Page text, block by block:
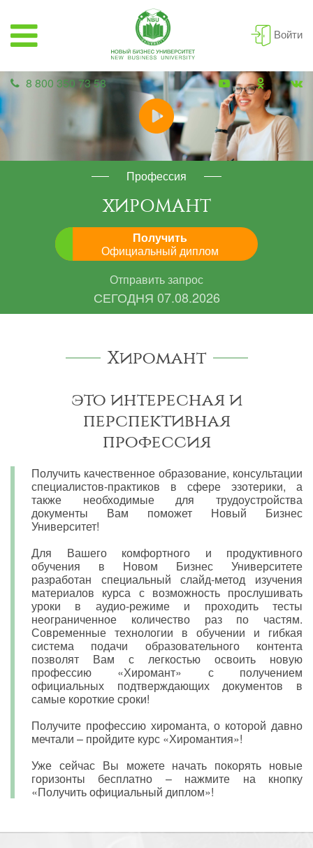
Войти
8 800 350 73 58
Профессия
ХИРОМАНТ
Получить
Официальный диплом
Отправить запрос
СЕГОДНЯ 07.08.2026
Хиромант
это интересная и
перспективная
профессия
Получить качественное образование, консультации
специалистов-практиков в сфере эзотерики, а
также необходимые для трудоустройства
документы Вам поможет Новый Бизнес
Университет!
Для Вашего комфортного и продуктивного
обучения в Новом Бизнес Университете
разработан специальный слайд-метод изучения
материалов курса с возможность прослушивать
уроки в аудио-режиме и проходить тесты
неограниченное количество раз по частям.
Современные технологии в обучении и гибкая
система подачи образовательного контента
позволят Вам с легкостью освоить новую
профессию «Хиромант» с получением
официальных подтверждающих документов в
самые короткие сроки!
Получите профессию хироманта, о которой давно
мечтали – пройдите курс «Хиромантия»!
Уже сейчас Вы можете начать покорять новые
горизонты бесплатно – нажмите на кнопку
«Получить официальный диплом»!